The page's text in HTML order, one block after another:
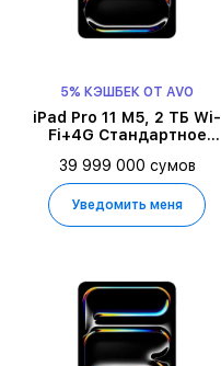
5% КЭШБЕК ОТ AVO
iPad Pro 11 M5, 2 ТБ Wi-
Fi+4G Стандартное
Серебристый
39 999 000 сумов
Уведомить меня